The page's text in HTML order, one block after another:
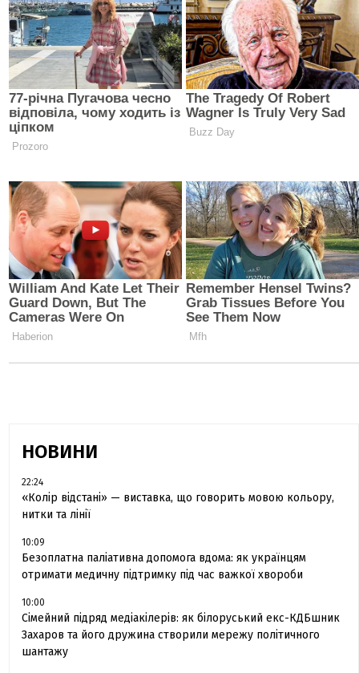
НОВИНИ
22:24
«Колір відстані» — виставка, що говорить мовою кольору,
нитки та лінії
10:09
Безоплатна паліативна допомога вдома: як українцям
отримати медичну підтримку під час важкої хвороби
10:00
Сімейний підряд медіакілерів: як білоруський екс-КДБшник
Захаров та його дружина створили мережу політичного
шантажу